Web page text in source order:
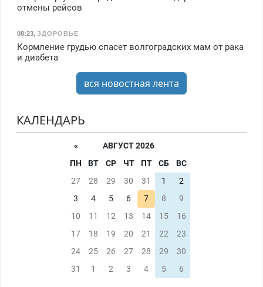
отмены рейсов
08:23, ЗДОРОВЬЕ
Кормление грудью спасет волгоградских мам от рака
и диабета
вся новостная лента
КАЛЕНДАРЬ
«
АВГУСТ 2026
ПН
ВТ СР ЧТ ПТ СБ
ВС
27
28 29 30 31 1
2
3
4 5 6 7 8
9
10
11 12 13 14 15
16
17
18 19 20 21 22
23
24
25 26 27 28 29
30
31
1 2 3 4 5 6